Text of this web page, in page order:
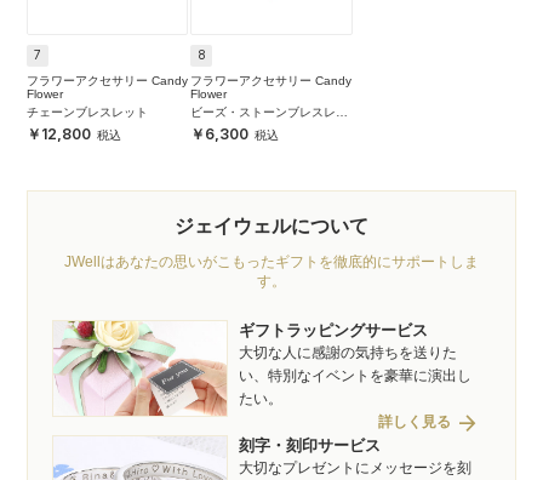
7
フラワーアクセサリー Candy
Flower
チェーンブレスレット
12,800
8
フラワーアクセサリー Candy
Flower
ビーズ・ストーンブレスレッ
ト 6,300
ジェイウェルについて
JWellはあなたの思いがこもったギフトを徹底的にサポートしま
す。
ギフトラッピングサービス
大切な人に感謝の気持ちを送りた
い、特別なイベントを豪華に演出し
たい。
詳しく見る arrow_forward
刻字・刻印サービス
大切なプレゼントにメッセージを刻